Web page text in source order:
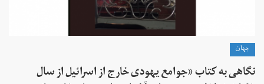
جهان
نگاهی به کتاب «جوامع یهودی خارج از اسرائیل از سال